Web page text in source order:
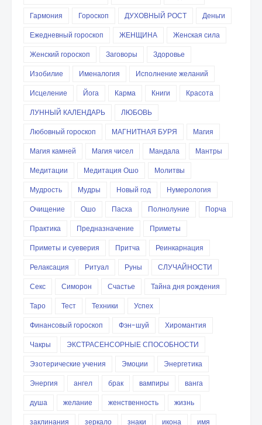
Гармония
Гороскоп ДУХОВНЫЙ РОСТ
Деньги
Ежедневный гороскоп
ЖЕНЩИНА
Женская сила
Женский гороскоп
Заговоры
Здоровье
Изобилие
Именалогия
Исполнение желаний
Исцеление
Йога Карма Книги
Красота
ЛУННЫЙ КАЛЕНДАРЬ
ЛЮБОВЬ
Любовный гороскоп
МАГНИТНАЯ БУРЯ
Магия
Магия камней
Магия чисел Мандала
Мантры
Медитации
Медитация Ошо
Молитвы
Мудрость
Мудры Новый год
Нумерология
Очищение
Ошо Пасха Полнолуние
Порча
Практика
Предназначение
Приметы
Приметы и суеверия
Притча
Реинкарнация
Релаксация
Ритуал Руны
СЛУЧАЙНОСТИ
Секс
Симорон Счастье
Тайна дня рождения
Таро
Тест Техники
Успех
Финансовый гороскоп
Фэн-шуй
Хиромантия
Чакры
ЭКСТРАСЕНСОРНЫЕ СПОСОБНОСТИ
Эзотерические учения
Эмоции
Энергетика
Энергия
ангел брак вампиры
ванга
душа
желание женственность
жизнь
заклинания
зеркало знаки икона
имя